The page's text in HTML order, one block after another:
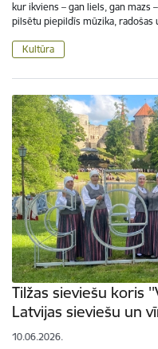
kur ikviens – gan liels, gan mazs
pilsētu piepildīs mūzika,
Kultūra
Tilžas sieviešu koris
Latvijas sieviešu un
10.06.2026.